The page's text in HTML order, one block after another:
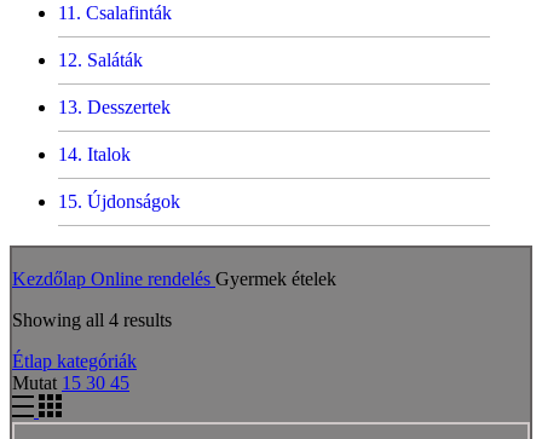
Csalafinták
Saláták
Desszertek
Italok
Újdonságok
Kezdőlap Online rendelés Gyermek ételek
Showing all 4 results
Étlap kategóriák
Mutat 15 30 45